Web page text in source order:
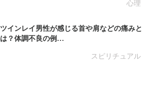
心理
スピリチュアル
ツインレイ男性が感じる首や肩などの痛みと
は？体調不良の例…